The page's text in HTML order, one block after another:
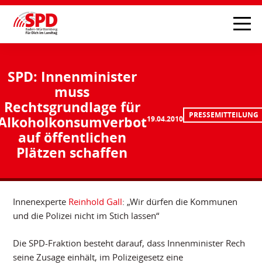
SPD: Innenminister
muss
Rechtsgrundlage für
auf öffentlichen
Plätzen schaffen
19.04.2010 PRESSEMITTEILUNG
Innenexperte Reinhold Gall: „Wir dürfen die Kommunen
und die Polizei nicht im Stich lassen“
Die SPD-Fraktion besteht darauf, dass Innenminister Rech
seine Zusage einhält, im Polizeigesetz eine